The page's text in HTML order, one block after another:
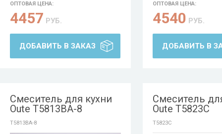
ОПТОВАЯ ЦЕНА:
4457 РУБ.
ДОБАВИТЬ В ЗАКАЗ
ОПТОВАЯ ЦЕНА:
4540 РУБ.
ДОБАВИТЬ В
Смеситель для кухни
Oute T5813BA-8
T5813BA-8
Смеситель
Oute T5823C
T5823C